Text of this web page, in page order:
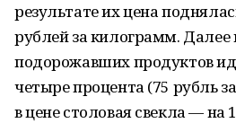
результате их цена
рублей за килограмм. Далее
подорожавших продуктов
четыре процента (75 рубль
в цене столовая свекла — на